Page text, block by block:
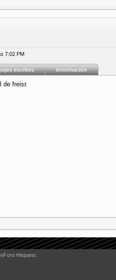
7:02 PM
escritos Información
de freisr.
Hispano.